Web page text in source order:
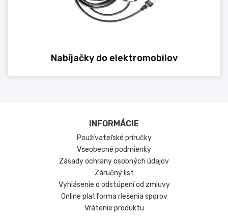
Nabíjačky do elektromobilov
INFORMÁCIE
Používateľské príručky
Všeobecné podmienky
Zásady ochrany osobných údajov
Záručný list
Vyhlásenie o odstúpení od zmluvy
Online platforma riešenia sporov
Vrátenie produktu